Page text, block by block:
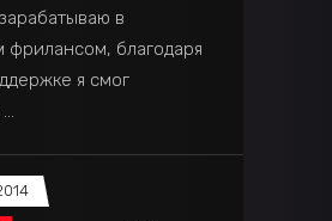
в
фрилансом, благодаря
я смог